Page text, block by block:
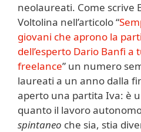
neolaureati. Come scrive
Voltolina nell’articolo “
giovani che aprono la
dell’esperto Dario Banfi a
freelance” un numero
laureati a un anno dalla
aperto una partita Iva: è
quanto il lavoro
spintaneo che sia, stia